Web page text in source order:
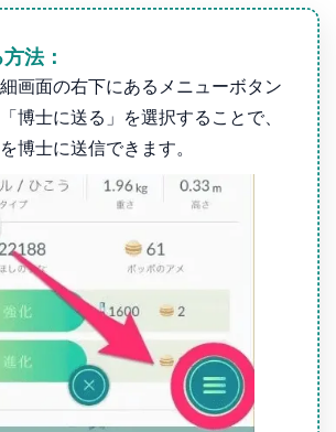
法：
画面の右下にあるメニューボタン
博士に送る」を選択することで、
博士に送信できます。